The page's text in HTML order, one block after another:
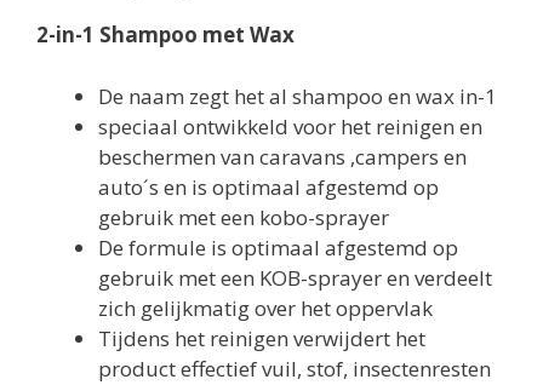
2-in-1 Shampoo met Wax
De naam zegt het al shampoo en wax in-1
speciaal ontwikkeld voor het reinigen en
beschermen van caravans ,campers en
auto´s en is optimaal afgestemd op
gebruik met een kobo-sprayer
De formule is optimaal afgestemd op
gebruik met een KOB-sprayer en verdeelt
zich gelijkmatig over het oppervlak
Tijdens het reinigen verwijdert het
product effectief vuil, stof, insectenresten